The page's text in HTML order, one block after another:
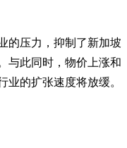
的压力，抑制了新加坡
与此同时，物价上涨和
业的扩张速度将放缓。